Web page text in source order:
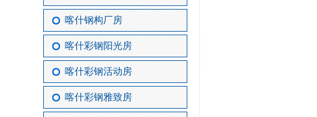
喀什钢构厂房
喀什彩钢阳光房
喀什彩钢活动房
喀什彩钢雅致房